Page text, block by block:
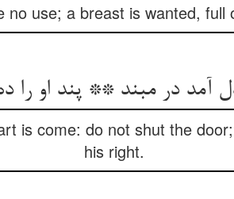
use; a breast is wanted, full
آمد در مبند ** پند او را
is come: do not shut the
his right.